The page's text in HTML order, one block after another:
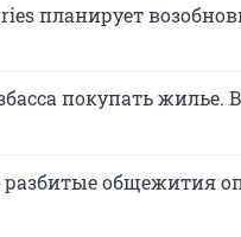
планирует
покупать жилье.
общежития